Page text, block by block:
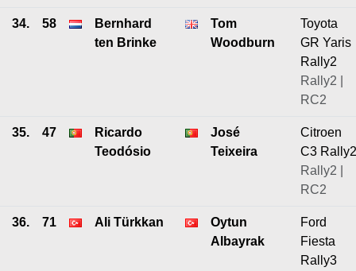
34. 58
Bernhard
ten Brinke
Tom
Woodburn
Toyota
GR Yaris
Rally2
Rally2 |
RC2
35. 47
Ricardo
Teodósio
José
Teixeira
Citroen
C3 Rally2
Rally2 |
RC2
36. 71 Ali Türkkan
Oytun
Albayrak
Ford
Fiesta
Rally3